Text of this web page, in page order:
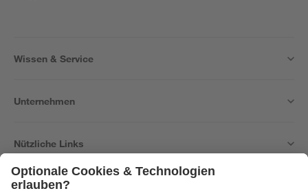
Wissen & Service
Unternehmen
Nützliche Links